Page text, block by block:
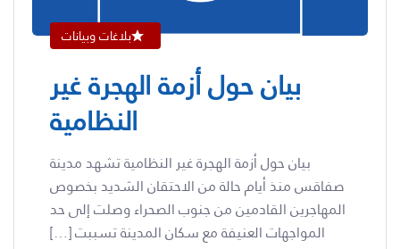
بلاغات وبيانات
بيان حول أزمة الهجرة غير
النظامية
بيان حول أزمة الهجرة غير النظامية تشهد مدينة
صفاقس منذ أيام حالة من الاحتقان الشديد بخصوص
المهاجرين القادمين من جنوب الصحراء وصلت إلى حد
المواجهات العنيفة مع سكان المدينة تسببت […]